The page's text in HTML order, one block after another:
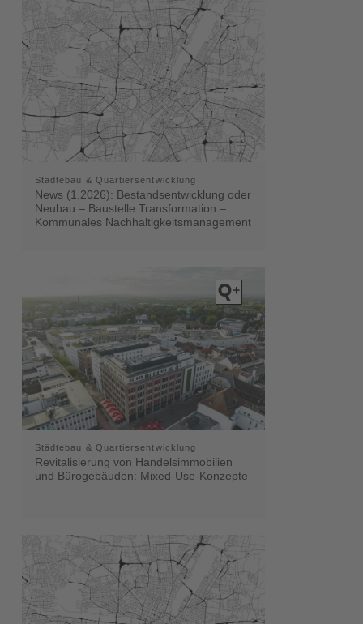
Städtebau & Quartiersentwicklung
News (1.2026): Bestandsentwicklung oder
Neubau – Baustelle Transformation –
Kommunales Nachhaltigkeitsmanagement
Städtebau & Quartiersentwicklung
Revitalisierung von Handelsimmobilien
und Bürogebäuden: Mixed-Use-Konzepte